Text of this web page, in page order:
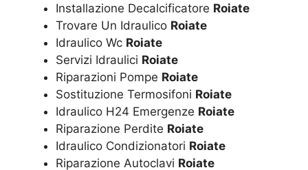
Installazione Decalcificatore Roiate
Trovare Un Idraulico Roiate
Idraulico Wc Roiate
Servizi Idraulici Roiate
Riparazioni Pompe Roiate
Sostituzione Termosifoni Roiate
Idraulico H24 Emergenze Roiate
Riparazione Perdite Roiate
Idraulico Condizionatori Roiate
Riparazione Autoclavi Roiate